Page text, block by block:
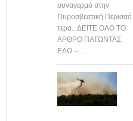
συναγερμό στην
Πυροσβεστική.Περισσό
τερα...ΔΕΙΤΕ ΟΛΟ ΤΟ
ΑΡΘΡΟ ΠΑΤΩΝΤΑΣ
ΕΔΩ --…